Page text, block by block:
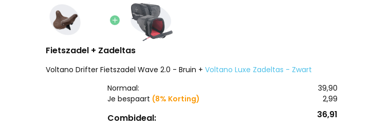
Fietszadel + Zadeltas
Voltano Drifter Fietszadel Wave 2.0 - Bruin + Voltano Luxe Zadeltas - Zwart
Normaal:
39,90
Je bespaart (8% Korting) 2,99
Combideal: 36,91